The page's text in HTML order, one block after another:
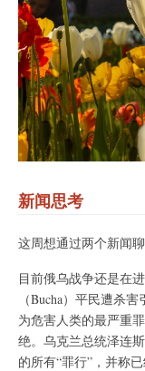
新闻思考
这周想通过两个新闻
目前俄乌战争还是在
（Bucha）平民遭杀
为危害人类的最严重
绝。乌克兰总统泽连
的所有“罪行”，并称